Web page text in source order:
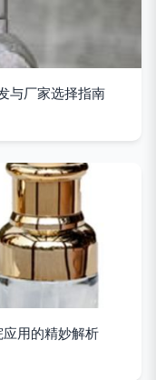
与厂家选择指南
用的精妙解析